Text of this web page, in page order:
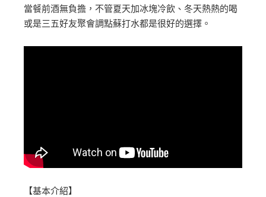
當餐前酒無負擔，不管夏天加冰塊冷飲、冬天熱熱的喝
或是三五好友聚會調點蘇打水都是很好的選擇。
【基本介紹】